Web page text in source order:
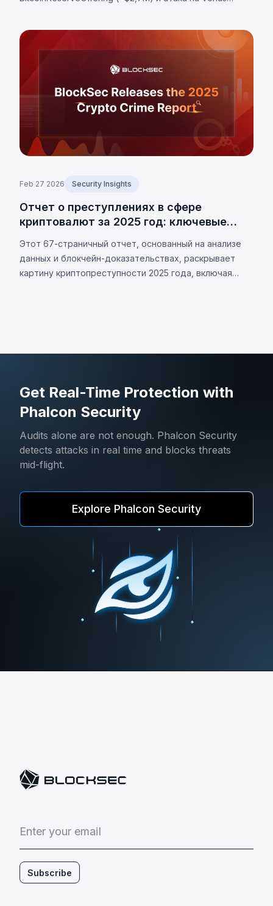
Feb 27 2026 Security Insights
Отчет о преступлениях в сфере
криптовалют за 2025 год: ключевые
Этот 67-страничный отчет, основанный на анализе
данных и блокчейн-доказательствах, раскрывает
картину криптопреступности 2025 года, включая
Get Real-Time Protection with
Phalcon Security
Audits alone are not enough. Phalcon Security
detects attacks in real time and blocks threats
mid-flight.
Explore Phalcon Security
Enter your email
Subscribe